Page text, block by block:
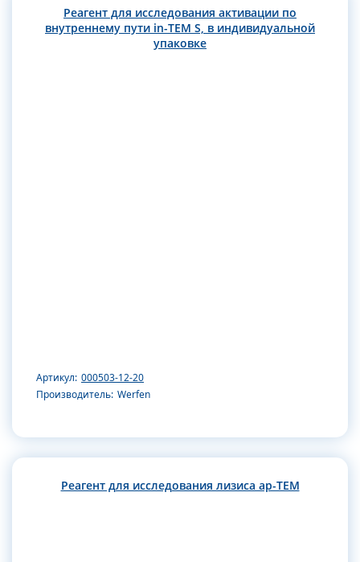
Реагент для исследования активации по
внутреннему пути in-TEM S, в индивидуальной
упаковке
Артикул: 000503-12-20
Производитель: Werfen
Реагент для исследования лизиса ap-TEM